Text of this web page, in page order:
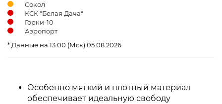
Сокол
КСК "Белая Дача"
Горки-10
Аэропорт
* Данные на 13:00 (Мск) 05.08.2026
Особенно мягкий и плотный материал
обеспечивает идеальную свободу